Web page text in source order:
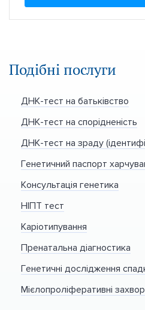
Подібні послуги
ДНК-тест на батьківство
ДНК-тест на спорідненість
ДНК-тест на зраду
Генетичний паспорт
Консультація генетика
НІПТ тест
Каріотипування
Пренатальна діагностика
Генетичні дослідження
Мієлопроліферативні